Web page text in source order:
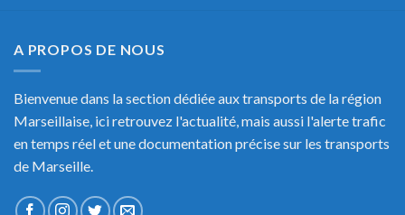
A PROPOS DE NOUS
Bienvenue dans la section dédiée aux transports de la région
Marseillaise, ici retrouvez l'actualité, mais aussi l'alerte trafic
en temps réel et une documentation précise sur les transports
de Marseille.